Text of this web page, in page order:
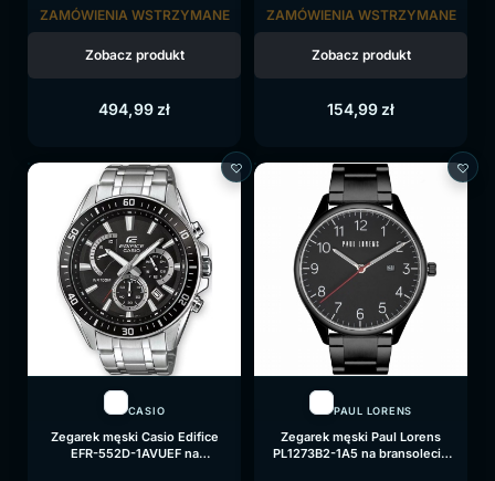
494,99 zł
ZAMÓWIENIA WSTRZYMANE
Zobacz produkt
154,99 zł
ZAMÓWIENIA WSTRZYMANE
Zobacz produkt
CASIO
Zegarek męski Casio Edifice
EFR-552D-1AVUEF na
PAUL LORENS
Zegarek męski Paul Lorens
PL1273B2-1A5 na bransolecie